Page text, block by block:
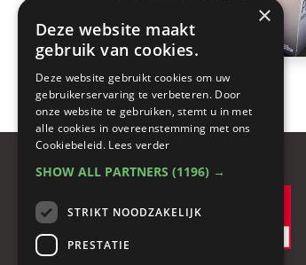
< PizzaMaster 1100 Series
×
Deze website maakt
gebruik van cookies.
Deze website gebruikt cookies om uw
gebruikerservaring te verbeteren. Door
onze website te gebruiken, stemt u in met
alle cookies in overeenstemming met ons
Cookiebeleid. Lees verder
SHOW ALL PARTNERS (1196) →
STRIKT NOODZAKELIJK
PRESTATIE